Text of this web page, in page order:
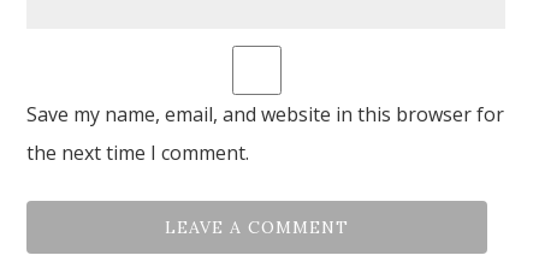
Save my name, email, and website in this browser for
the next time I comment.